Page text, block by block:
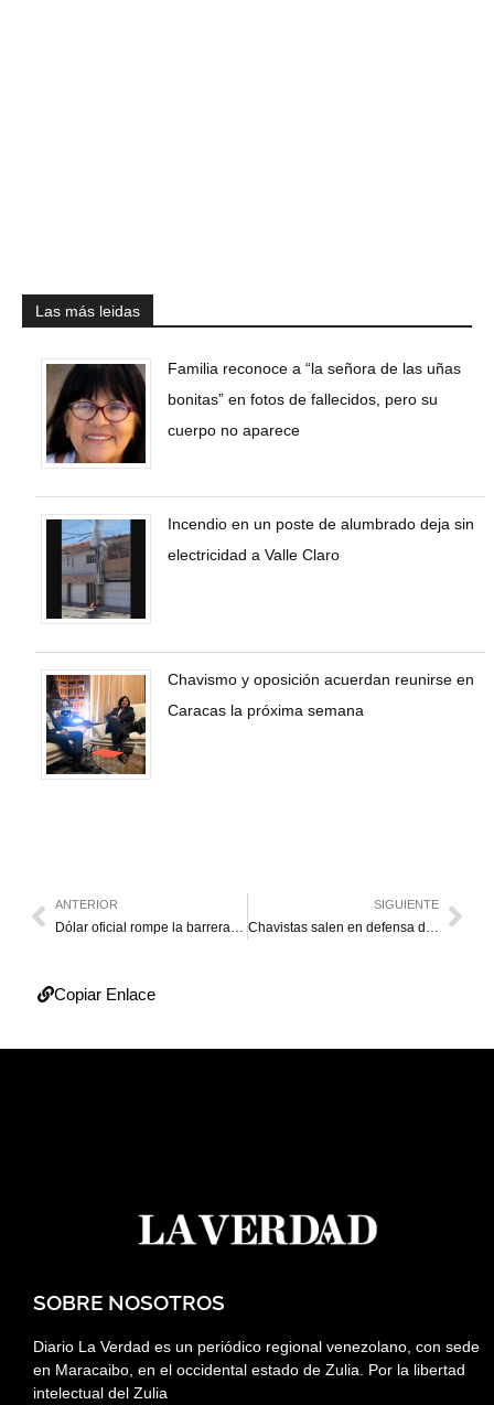
Las más leidas
Familia reconoce a “la señora de las uñas
bonitas” en fotos de fallecidos, pero su
cuerpo no aparece
Incendio en un poste de alumbrado deja sin
electricidad a Valle Claro
Chavismo y oposición acuerdan reunirse en
Caracas la próxima semana
ANTERIOR SIGUIENTE
Copiar Enlace
SOBRE NOSOTROS
Diario La Verdad es un periódico regional venezolano, con sede
en Maracaibo, en el occidental estado de Zulia. Por la libertad
intelectual del Zulia